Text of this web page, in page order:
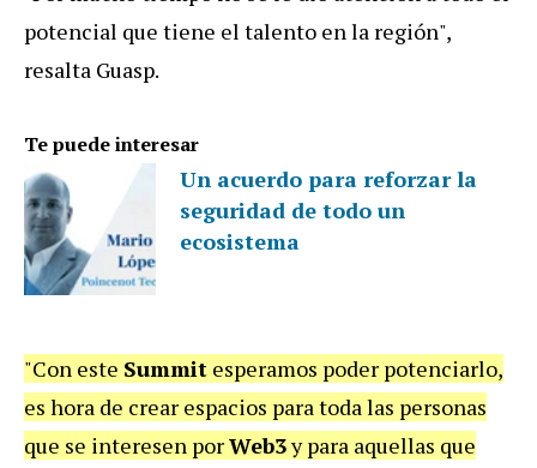
potencial que tiene el talento en la región",
resalta Guasp.
Te puede interesar
Un acuerdo para reforzar la
seguridad de todo un
ecosistema
"Con este Summit esperamos poder potenciarlo,
es hora de crear espacios para toda las personas
que se interesen porWeb3y para aquellas que